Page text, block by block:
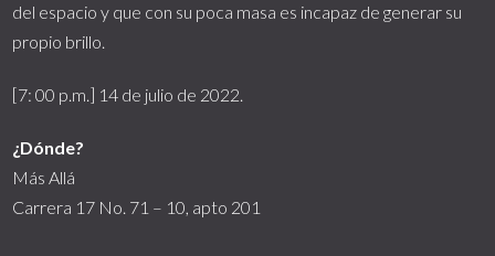
del espacio y que con su poca masa es incapaz de generar su
propio brillo.
[7: 00 p.m.] 14 de julio de 2022.
¿Dónde?
Más Allá
Carrera 17 No. 71 – 10, apto 201